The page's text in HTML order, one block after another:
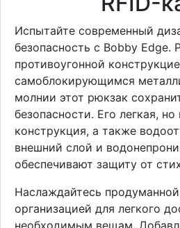
Испытайте современный
безопасность с Bobby Edge.
противоугонной
самоблокирующимся
молнии этот рюкзак
безопасности. Его легкая, но
конструкция, а также
внешний слой и
обеспечивают защиту от
Наслаждайтесь
организацией для легкого
необходимым вещам.